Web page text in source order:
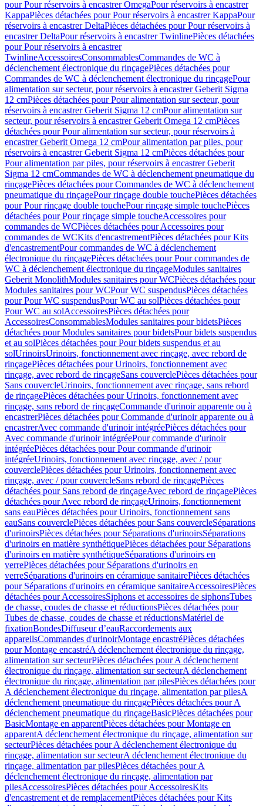
pour Pour réservoirs à encastrer OmegaPour réservoirs à encastrer
KappaPièces détachées pour Pour réservoirs à encastrer KappaPour
réservoirs à encastrer DeltaPièces détachées pour Pour réservoirs à
encastrer DeltaPour réservoirs à encastrer TwinlinePièces détachées
pour Pour réservoirs à encastrer
TwinlineAccessoiresConsommablesCommandes de WC à
déclenchement électronique du rinçagePièces détachées pour
Commandes de WC à déclenchement électronique du rinçagePour
alimentation sur secteur, pour réservoirs à encastrer Geberit Sigma
12 cmPièces détachées pour Pour alimentation sur secteur, pour
réservoirs à encastrer Geberit Sigma 12 cmPour alimentation sur
secteur, pour réservoirs à encastrer Geberit Omega 12 cmPièces
détachées pour Pour alimentation sur secteur, pour réservoirs à
encastrer Geberit Omega 12 cmPour alimentation par piles, pour
réservoirs à encastrer Geberit Sigma 12 cmPièces détachées pour
Pour alimentation par piles, pour réservoirs à encastrer Geberit
Sigma 12 cmCommandes de WC à déclenchement pneumatique du
rinçagePièces détachées pour Commandes de WC à déclenchement
pneumatique du rinçagePour rinçage double touchePièces détachées
pour Pour rinçage double touchePour rinçage simple touchePièces
détachées pour Pour rinçage simple toucheAccessoires pour
commandes de WCPièces détachées pour Accessoires pour
commandes de WCKits d'encastrementPièces détachées pour Kits
d'encastrementPour commandes de WC à déclenchement
électronique du rinçagePièces détachées pour Pour commandes de
WC à déclenchement électronique du rinçageModules sanitaires
Geberit MonolithModules sanitaires pour WCPièces détachées pour
Modules sanitaires pour WCPour WC suspendusPièces détachées
pour Pour WC suspendusPour WC au solPièces détachées pour
Pour WC au solAccessoiresPièces détachées pour
AccessoiresConsommablesModules sanitaires pour bidetsPièces
détachées pour Modules sanitaires pour bidetsPour bidets suspendus
et au solPièces détachées pour Pour bidets suspendus et au
solUrinoirsUrinoirs, fonctionnement avec rinçage, avec rebord de
rinçagePièces détachées pour Urinoirs, fonctionnement avec
rinçage, avec rebord de rinçageSans couverclePièces détachées pour
Sans couvercleUrinoirs, fonctionnement avec rinçage, sans rebord
de rinçagePièces détachées pour Urinoirs, fonctionnement avec
rinçage, sans rebord de rinçageCommande d'urinoir apparente ou à
encastrerPièces détachées pour Commande d'urinoir apparente ou à
encastrerAvec commande d'urinoir intégréePièces détachées pour
Avec commande d'urinoir intégréePour commande d'urinoir
intégréePièces détachées pour Pour commande d'urinoir
intégréeUrinoirs, fonctionnement avec rinçage, avec / pour
couverclePièces détachées pour Urinoirs, fonctionnement avec
rinçage, avec / pour couvercleSans rebord de rinçagePièces
détachées pour Sans rebord de rinçageAvec rebord de rinçagePièces
détachées pour Avec rebord de rinçageUrinoirs, fonctionnement
sans eauPièces détachées pour Urinoirs, fonctionnement sans
eauSans couverclePièces détachées pour Sans couvercleSéparations
d'urinoirsPièces détachées pour Séparations d'urinoirsSéparations
d'urinoirs en matière synthétiquePièces détachées pour Séparations
d'urinoirs en matière synthétiqueSéparations d'urinoirs en
verrePièces détachées pour Séparations d'urinoirs en
verreSéparations d'urinoirs en céramique sanitairePièces détachées
pour Séparations d'urinoirs en céramique sanitaireAccessoiresPièces
détachées pour AccessoiresSiphons et accessoires de siphonsTubes
de chasse, coudes de chasse et réductionsPièces détachées pour
Tubes de chasse, coudes de chasse et réductionsMatériel de
fixationBondesDiffuseur d’eauRaccordements aux
appareilsCommandes d'urinoirMontage encastréPièces détachées
pour Montage encastréA déclenchement électronique du rinçage,
alimentation sur secteurPièces détachées pour A déclenchement
électronique du rinçage, alimentation sur secteurA déclenchement
électronique du rinçage, alimentation par pilesPièces détachées pour
A déclenchement électronique du rinçage, alimentation par pilesA
déclenchement pneumatique du rinçagePièces détachées pour A
déclenchement pneumatique du rinçageBasicPièces détachées pour
BasicMontage en apparentPièces détachées pour Montage en
apparentA déclenchement électronique du rinçage, alimentation sur
secteurPièces détachées pour A déclenchement électronique du
rinçage, alimentation sur secteurA déclenchement électronique du
rinçage, alimentation par pilesPièces détachées pour A
déclenchement électronique du rinçage, alimentation par
pilesAccessoiresPièces détachées pour AccessoiresKits
d'encastrement et de remplacementPièces détachées pour Kits